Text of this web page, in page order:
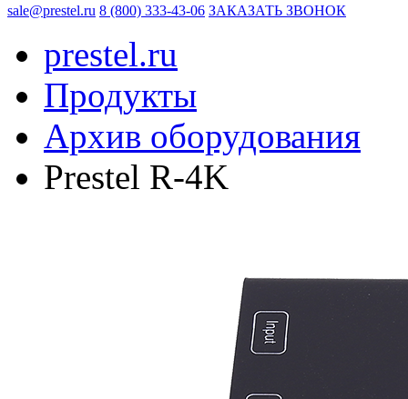
sale@prestel.ru 8 (800) 333-43-06 ЗАКАЗАТЬ ЗВОНОК
prestel.ru
Продукты
Архив оборудования
Prestel R-4K